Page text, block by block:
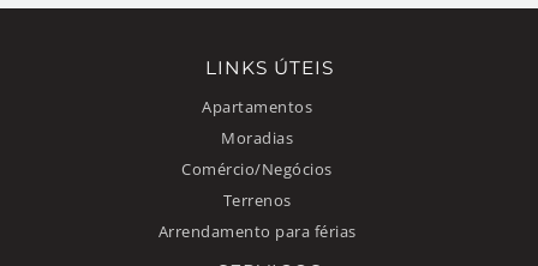
LINKS ÚTEIS
Apartamentos
Moradias
Comércio/Negócios
Terrenos
Arrendamento para férias